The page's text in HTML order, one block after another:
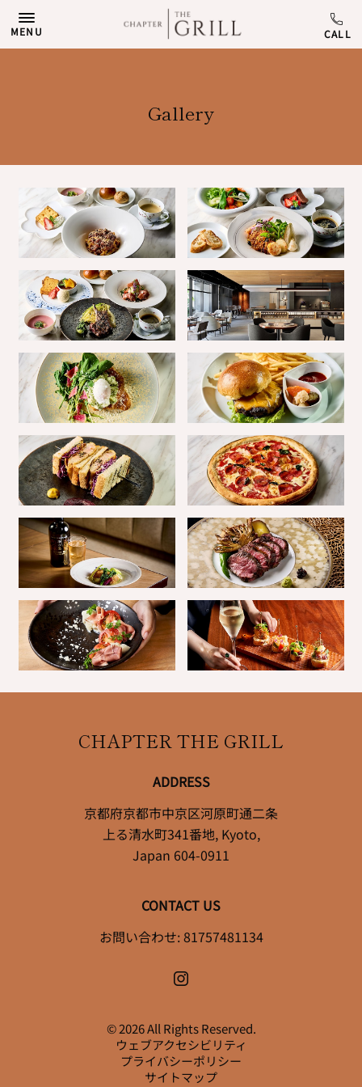
MENU
Gallery
CHAPTER THE GRILL
ADDRESS
京都府京都市中京区河原町通二条
上る清水町341番地, Kyoto,
Japan 604-0911
CONTACT US
お問い合わせ:81757481134
© 2026 All Rights Reserved.
ウェブアクセシビリティ
プライバシーポリシー
サイトマップ